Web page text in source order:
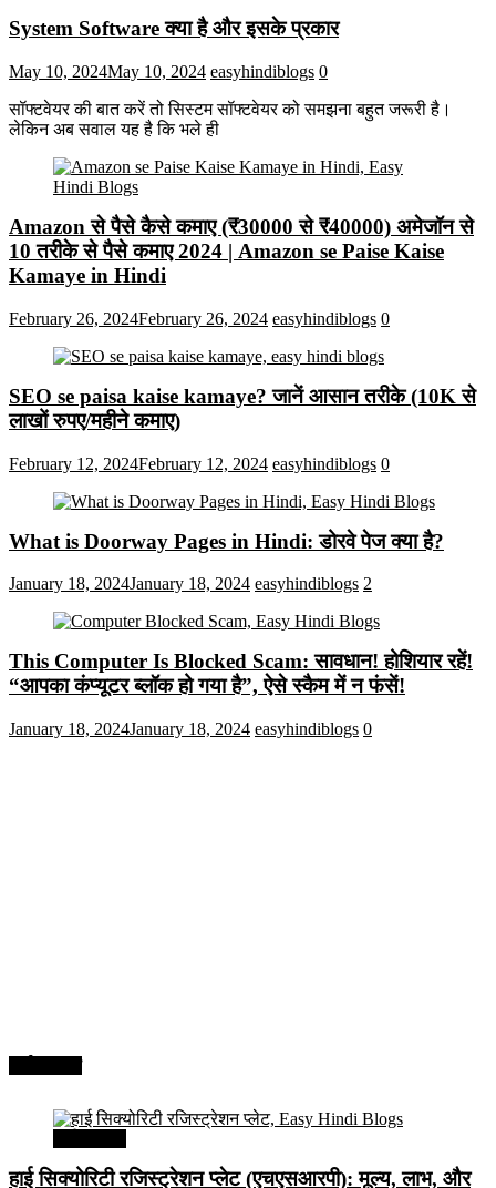
System Software क्या है और इसके प्रकार
May 10, 2024May 10, 2024 easyhindiblogs 0
सॉफ्टवेयर की बात करें तो सिस्टम सॉफ्टवेयर को समझना बहुत जरूरी है।
लेकिन अब सवाल यह है कि भले ही
Amazon से पैसे कैसे कमाए (₹30000 से ₹40000) अमेजॉन से
10 तरीके से पैसे कमाए 2024 | Amazon se Paise Kaise
Kamaye in Hindi
February 26, 2024February 26, 2024 easyhindiblogs 0
SEO se paisa kaise kamaye? जानें आसान तरीके (10K से
लाखों रुपए/महीने कमाए)
February 12, 2024February 12, 2024 easyhindiblogs 0
What is Doorway Pages in Hindi: डोरवे पेज क्या है?
January 18, 2024January 18, 2024 easyhindiblogs 2
This Computer Is Blocked Scam: सावधान! होशियार रहें!
“आपका कंप्यूटर ब्लॉक हो गया है”, ऐसे स्कैम में न फंसें!
January 18, 2024January 18, 2024 easyhindiblogs 0
हाई सिक्योरिटी रजिस्ट्रेशन प्लेट (एचएसआरपी): मूल्य, लाभ, और